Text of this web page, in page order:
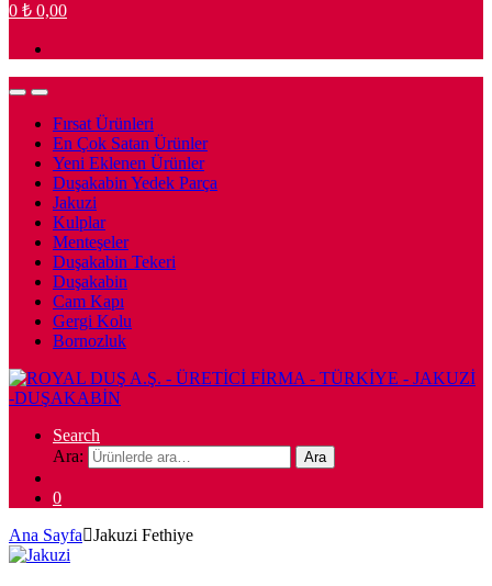
0 ₺ 0,00
Fırsat Ürünleri
En Çok Satan Ürünler
Yeni Eklenen Ürünler
Duşakabin Yedek Parça
Jakuzi
Kulplar
Menteşeler
Duşakabin Tekeri
Duşakabin
Cam Kapı
Gergi Kolu
Bornozluk
Search
Ara:
Ara
0
Ana Sayfa
Jakuzi Fethiye